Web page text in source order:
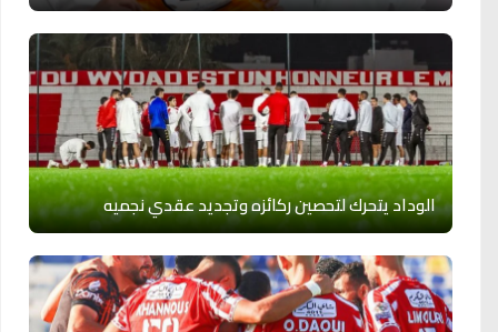
الوداد يتحرك لتحصين ركائزه وتجديد عقدي نجميه